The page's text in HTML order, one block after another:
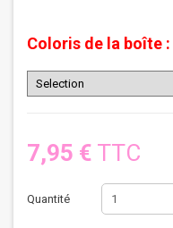
Coloris de la boîte :
7,95 € TTC
Quantité